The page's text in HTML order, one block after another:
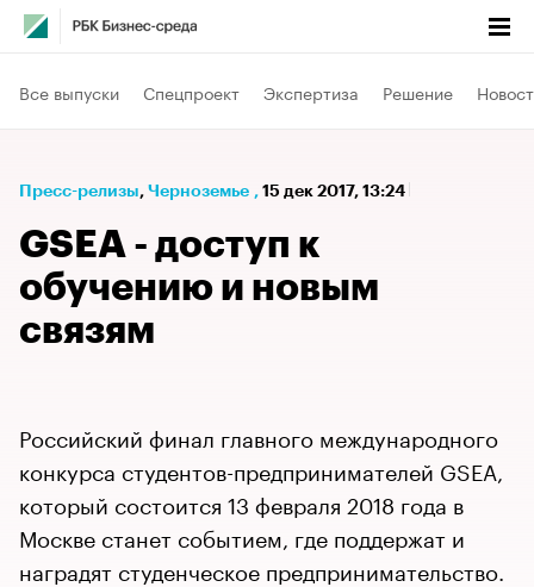
Все выпуски Спецпроект Экспертиза Решение
Пресс-релизы⁠, Черноземье , 15 дек 2017, 13:24
GSEA - доступ к
обучению и новым
связям
Российский финал главного международного
конкурса студентов-предпринимателей GSEA,
который состоится 13 февраля 2018 года в
Москве станет событием, где поддержат и
наградят студенческое предпринимательство.